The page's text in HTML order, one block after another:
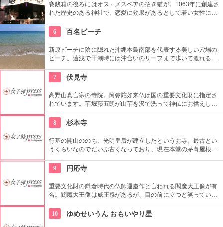
賽銭箱の後ろにはオス・メスペアの招き猫が。1063年に創建さ
れた歴史のある神社で、恋愛に効果があるとして若い女性に人
購入してみては？
6 百名ビーチ
新原ビーチに陰に隠れた沖縄本島南部を代表する美しい穴場の
ビーチ。遠浅で干潮時には沖合いのリーフまで歩いて渡れるほ
ている場所でもある、パワースポット。
7 伏見寺
高野山真言宗の寺院。阿弥陀如来仏は国の重要文化財に指定さ
れています。芋堀藤五朗が山芋を沢で洗って神仏にお供えして
いるようです。
8 杉本寺
行基の開山ののち、光明皇后が建立したというお寺。最古とい
うくらいなのでだいぶ古くなっており、現在本堂の茅葺屋根替
9
円応寺
重要文化財の鎌倉時代の仏師運慶作と言われる閻魔大王像が有
名。閻魔大王像は威圧感があるが、目の前に立つと笑っている
か。もともと由比ガ浜にあった荒い閻魔堂が津波に遭い、現在
の地に移築したといわれています。
10 ゆめせいうん おもいやり星